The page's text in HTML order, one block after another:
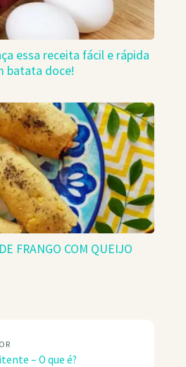
essa receita fácil e rápida
batata doce!
FRANGO COM QUEIJO
– O que é?